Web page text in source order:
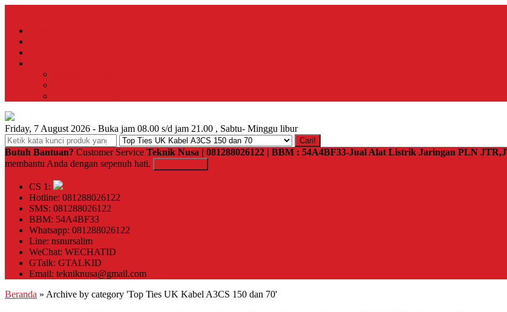
Friday, 7 August 2026 - Buka jam 08.00 s/d jam 21.00 , Sabtu- Minggu libur
Cari!
Butuh Bantuan? Customer Service Teknik Nusa | 081288026122 | BBM : 54A4BF33-Jual Alat Listrik Jaringan PLN
membantu Anda dengan sepenuh hati.
CS 1:
Hotline: 081288026122
SMS: 081288026122
BBM: 54A4BF33
Whatsapp: 081288026122
Line: nsnursalim
WeChat: WECHATID
GTalk: GTALKID
Email: tekniknusa@gmail.com
Beranda » Archive by category 'Top Ties UK Kabel A3CS 150 dan 70'